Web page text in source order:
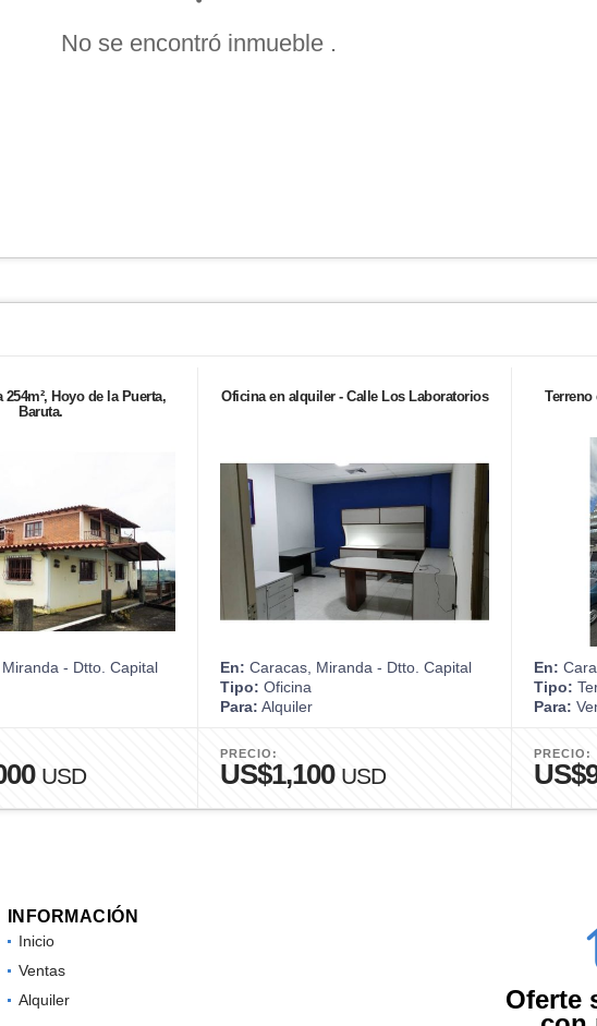
No se encontró inmueble .
254m², Hoyo de la Puerta,
Baruta.
- Dtto. Capital
USD
Oficina en alquiler - Calle Los Laboratorios
En: Caracas, Miranda - Dtto. Capital
Tipo: Oficina
Para: Alquiler
PRECIO:
US$1,100 USD
Terreno
En:
Tipo:
Para:
PRECIO:
INFORMACIÓN
Inicio
Ventas
Alquiler
Oferte